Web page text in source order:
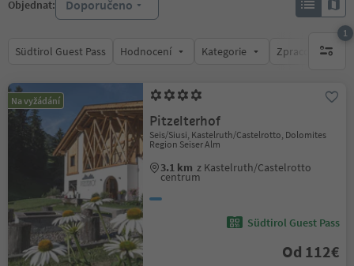
Objednat: Doporučeno
Südtirol Guest Pass Hodnocení Kategorie Zpracovává
1
1
Na vyžádání
Pitzelterhof
Seis/Siusi, Kastelruth/Castelrotto, Dolomites
Region Seiser Alm
3.1 km z Kastelruth/Castelrotto
centrum
Südtirol Guest Pass
Od 112€